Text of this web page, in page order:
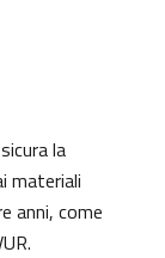
la
materiali
anni, come